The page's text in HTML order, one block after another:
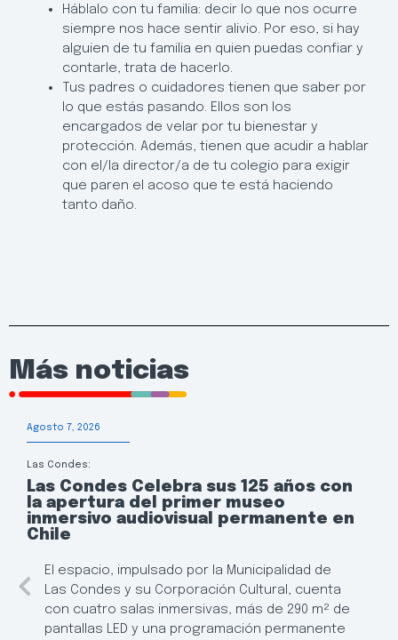
Háblalo con tu familia: decir lo que nos ocurre
siempre nos hace sentir alivio. Por eso, si hay
alguien de tu familia en quien puedas confiar y
contarle, trata de hacerlo.
Tus padres o cuidadores tienen que saber por
lo que estás pasando. Ellos son los
encargados de velar por tu bienestar y
protección. Además, tienen que acudir a hablar
con el/la director/a de tu colegio para exigir
que paren el acoso que te está haciendo
tanto daño.
Más noticias
Agosto 7, 2026
Las Condes:
Las Condes Celebra sus 125 años con
la apertura del primer museo
inmersivo audiovisual permanente en
Chile
El espacio, impulsado por la Municipalidad de
Las Condes y su Corporación Cultural, cuenta
con cuatro salas inmersivas, más de 290 m² de
pantallas LED y una programación permanente